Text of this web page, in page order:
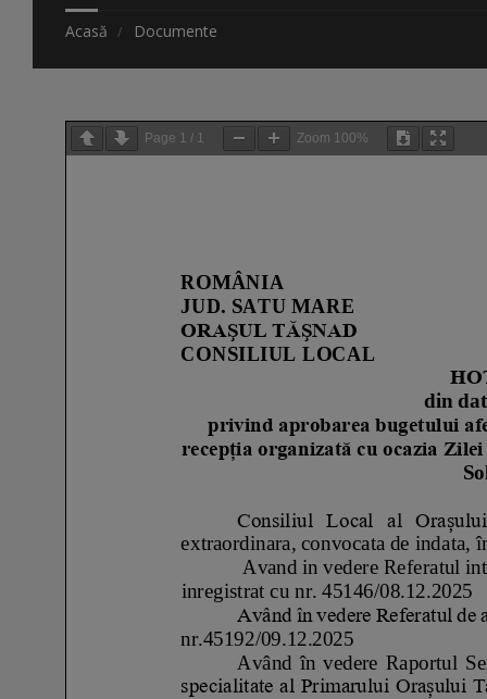
Acasă Documente
Page 1 / 1 Zoom 100%